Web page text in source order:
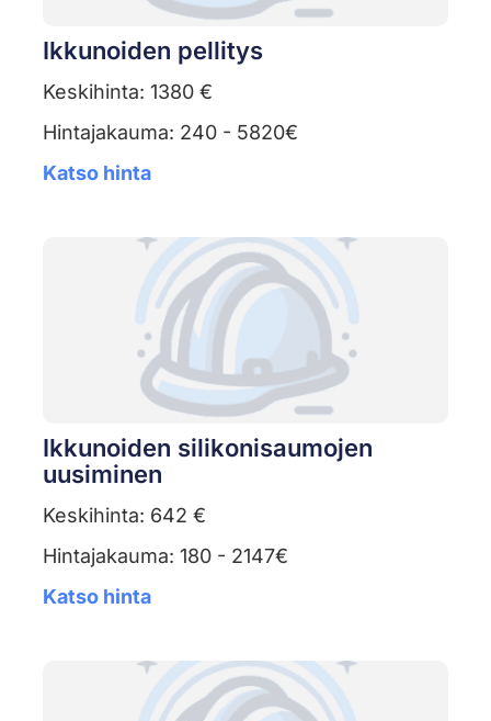
Ikkunoiden pellitys
Keskihinta: 1380 €
Hintajakauma: 240 - 5820€
Katso hinta
Ikkunoiden silikonisaumojen
uusiminen
Keskihinta: 642 €
Hintajakauma: 180 - 2147€
Katso hinta